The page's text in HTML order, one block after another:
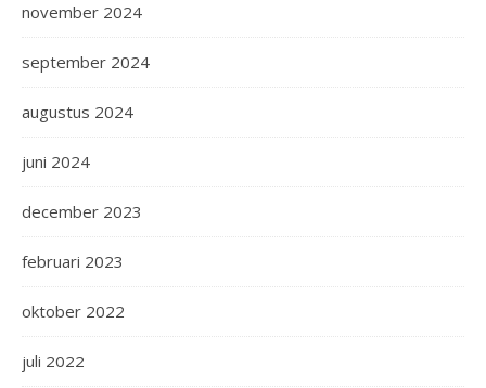
november 2024
september 2024
augustus 2024
juni 2024
december 2023
februari 2023
oktober 2022
juli 2022